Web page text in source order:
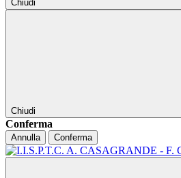
Chiudi
Chiudi
Conferma
Annulla Conferma